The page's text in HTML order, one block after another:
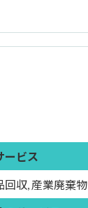
ービス
回収, 産業廃棄物